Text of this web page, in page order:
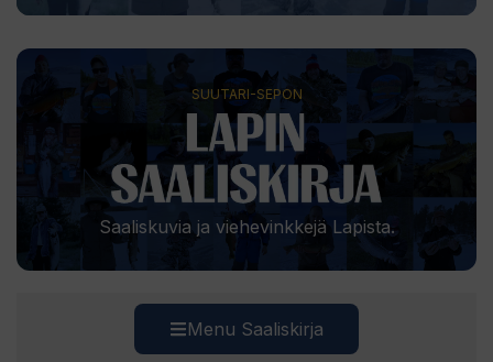
SUUTARI-SEPON
Saaliskuvia ja viehevinkkejä Lapista.
Menu Saaliskirja